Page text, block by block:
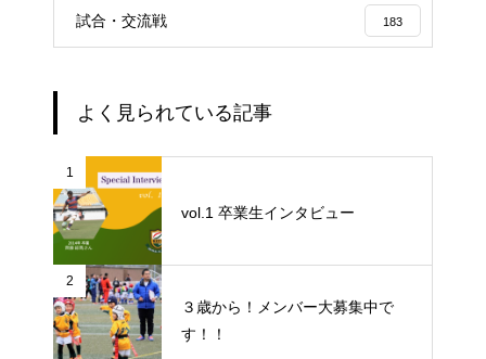
試合・交流戦 183
よく見られている記事
1
vol.1 卒業生インタビュー
2
３歳から！メンバー大募集中で
す！！